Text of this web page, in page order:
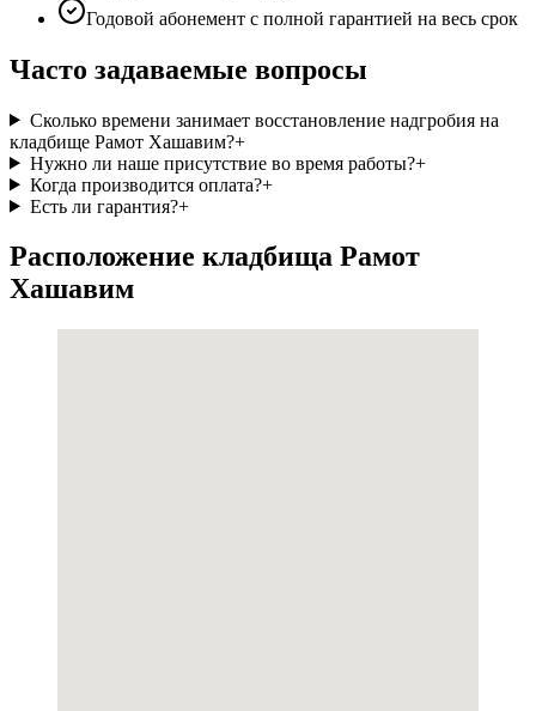
Годовой абонемент с полной гарантией на весь срок
Часто задаваемые вопросы
Сколько времени занимает восстановление надгробия на
кладбище Рамот Хашавим?+
Нужно ли наше присутствие во время работы?+
Когда производится оплата?+
Есть ли гарантия?+
Расположение кладбища Рамот
Хашавим